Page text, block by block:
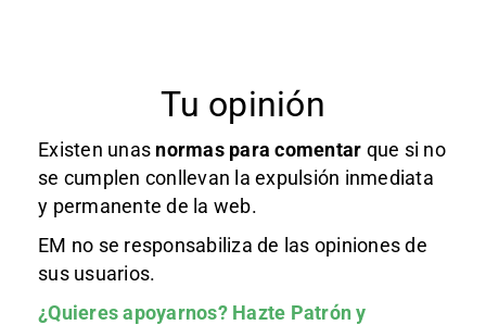
Tu opinión
Existen unas normas para comentar que si no
se cumplen conllevan la expulsión inmediata
y permanente de la web.
EM no se responsabiliza de las opiniones de
sus usuarios.
¿Quieres apoyarnos? Hazte Patróny